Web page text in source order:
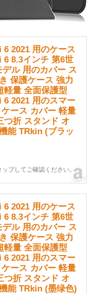
2021 用のケース
8.3インチ 第6世
デル 用のカバー ス
保護ケース 強力
軽量 全面保護型
2021 用のスマー
ケース カバー 軽量
つ折 スタンド オ
能 TRkin (ブラッ
プしてご確認ください。
2021 用のケース
8.3インチ 第6世
デル 用のカバー ス
保護ケース 強力
軽量 全面保護型
2021 用のスマー
ケース カバー 軽量
つ折 スタンド オ
能 TRkin (墨绿色)